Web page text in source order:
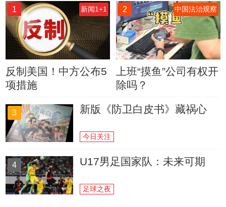
1 新闻1+1
反制美国！中方公布5
项措施
2 中国法治观察
上班“摸鱼”公司有权开
除吗？
3 新版《防卫白皮书》藏祸心
今日关注
4 U17男足国家队：未来可期
足球之夜